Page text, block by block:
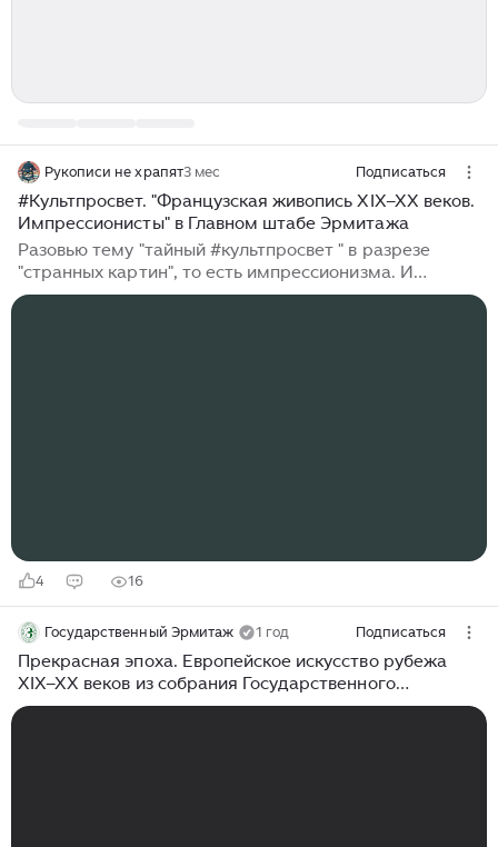
Рукописи не храпят3 мес Подписаться
#Культпросвет. "Французская живопись XIX–XX веков.
Импрессионисты" в Главном штабе Эрмитажа
Разовью тему "тайный #культпросвет " в разрезе
"странных картин", то есть импрессионизма. И
вообще, это пост за который мне очень стыдно перед
4 16
Государственный Эрмитаж 1 год Подписаться
Прекрасная эпоха. Европейское искусство рубежа
XIX–XX веков из собрания Государственного
Эрмитажа | Центр «Эрмитаж-Казань»